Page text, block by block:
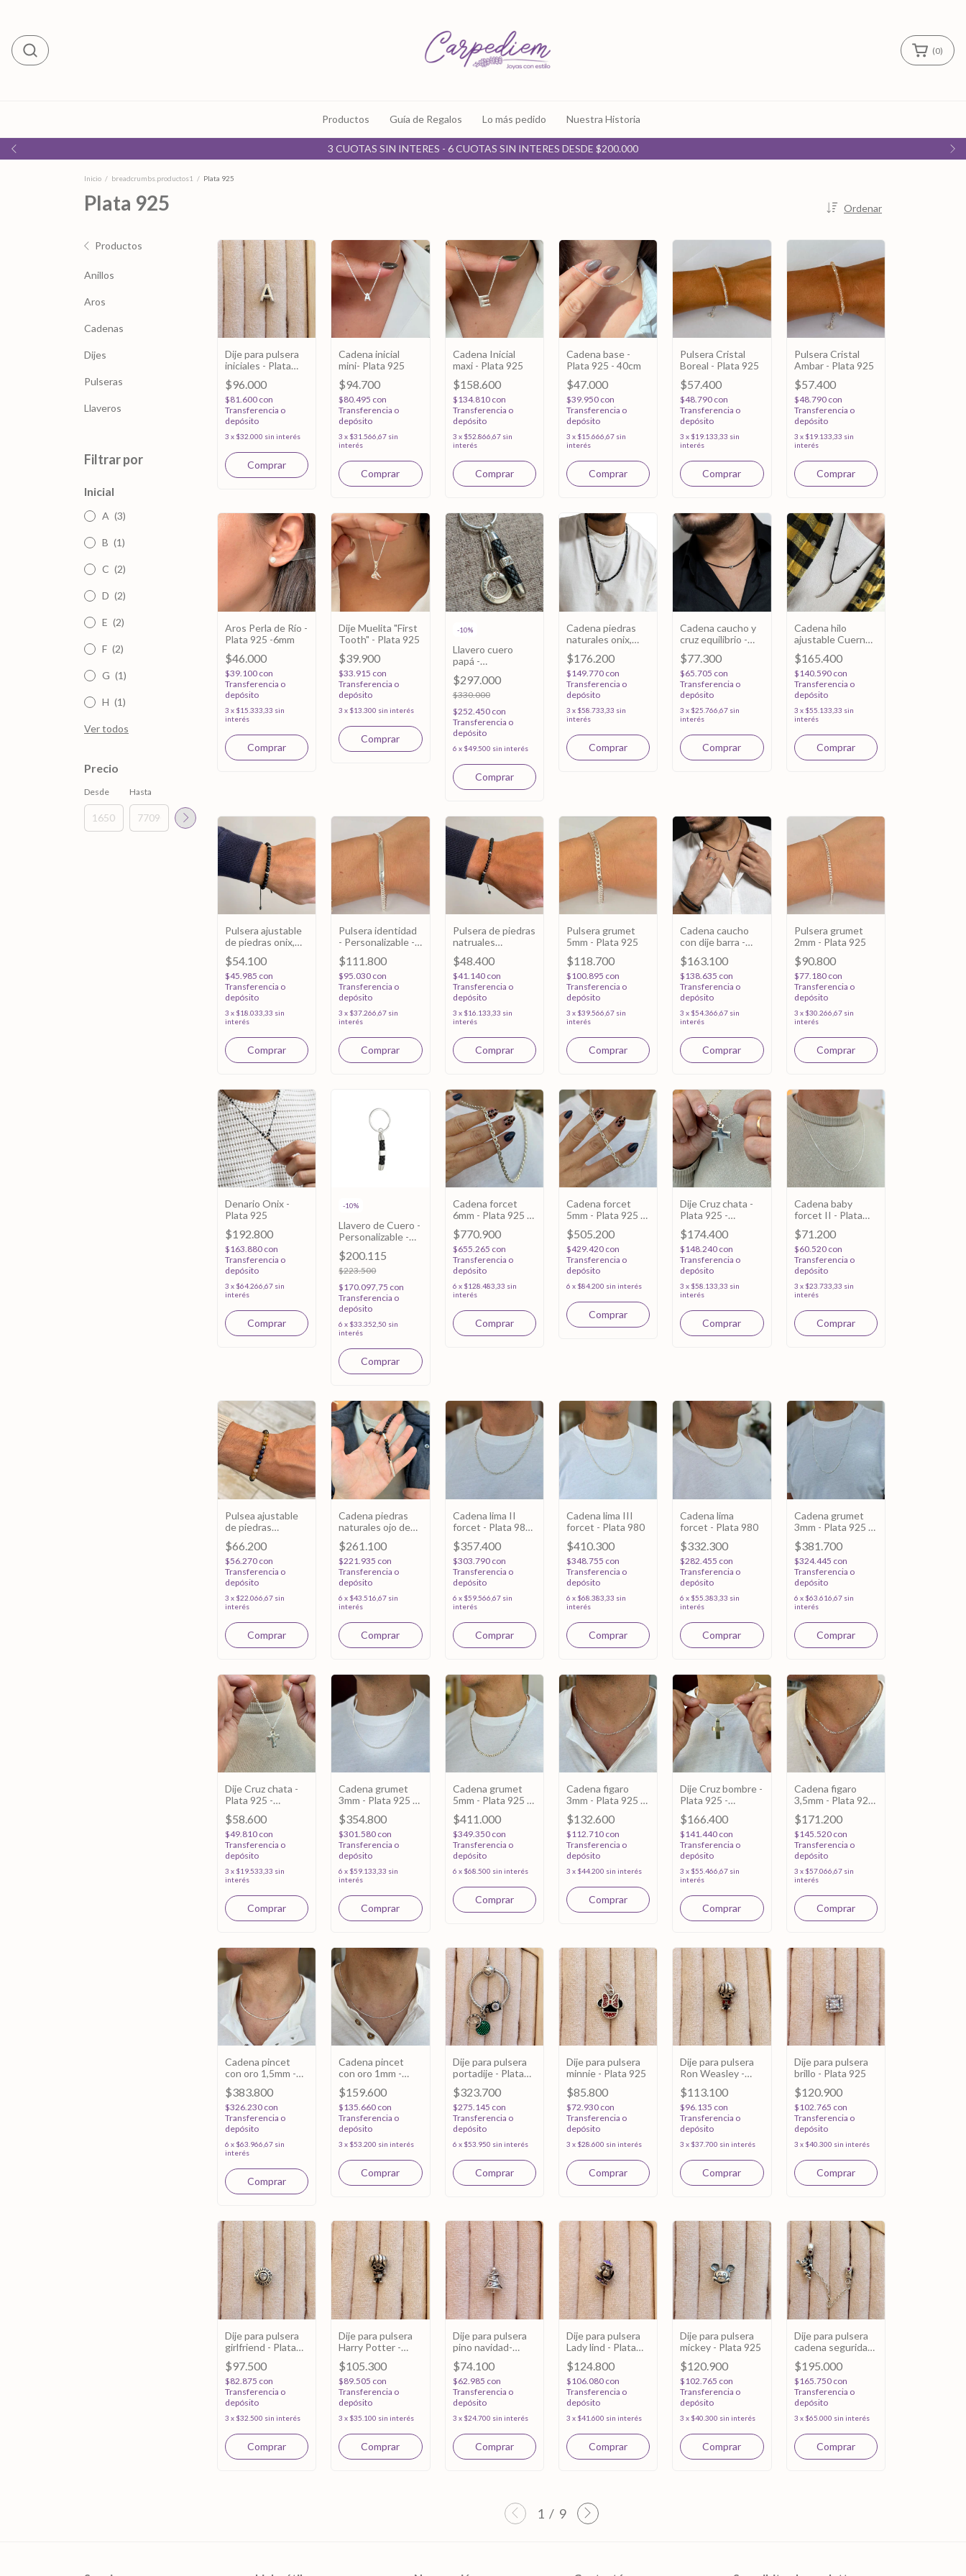
3 CUOTAS SIN INTERES - 6 CUOTAS SIN INTERES DESDE $200.000
(0)
Productos Guía de Regalos Lo más pedido Nuestra Historia
Inicio / breadcrumbs.productos1 / Plata 925
Plata 925 Ordenar
Productos
Anillos
Aros
Cadenas
Dijes
Pulseras
Llaveros
Filtrar por
Inicial
A (3)
B (1)
C (2)
D (2)
E (2)
F (2)
G (1)
H (1)
Ver todos
Precio
Desde Hasta
Dije para pulsera
iniciales - Plata
925
$96.000
$81.600 con
Transferencia o
depósito
3 x $32.000 sin interés
Comprar
Cadena inicial
mini- Plata 925
$94.700
$80.495 con
Transferencia o
depósito
3 x $31.566,67 sin
interés
Comprar
Cadena Inicial
maxi - Plata 925
$158.600
$134.810 con
Transferencia o
depósito
3 x $52.866,67 sin
interés
Comprar
Cadena base -
Plata 925 - 40cm
$47.000
$39.950 con
Transferencia o
depósito
3 x $15.666,67 sin
interés
Pulsera Cristal
Boreal - Plata 925
$57.400
$48.790 con
Transferencia o
depósito
3 x $19.133,33 sin
interés
Pulsera Cristal
Ambar - Plata 925
$57.400
$48.790 con
Transferencia o
depósito
3 x $19.133,33 sin
interés
Aros Perla de Río -
Plata 925 -6mm
$46.000
$39.100 con
Transferencia o
depósito
3 x $15.333,33 sin
interés
Dije Muelita "First
Tooth" - Plata 925
$39.900
$33.915 con
Transferencia o
depósito
3 x $13.300 sin interés
-10%
Llavero cuero
papá -
Personalizable -
Plata 925
$297.000
$330.000
$252.450 con
Transferencia o
depósito
6 x $49.500 sin interés
Cadena piedras
naturales onix,
lapizlazuli y cruz
equilibrio- Plata
925
$176.200
$149.770 con
Transferencia o
depósito
3 x $58.733,33 sin
interés
Cadena caucho y
cruz equilibrio -
Plata 925
$77.300
$65.705 con
Transferencia o
depósito
3 x $25.766,67 sin
interés
Cadena hilo
ajustable Cuerno -
Plata 925
$165.400
$140.590 con
Transferencia o
depósito
3 x $55.133,33 sin
interés
Pulsera ajustable
de piedras onix,
piedra volcánica -
Plata 925
$54.100
$45.985 con
Transferencia o
depósito
3 x $18.033,33 sin
interés
Pulsera identidad
- Personalizable -
Plata 925
$111.800
$95.030 con
Transferencia o
depósito
3 x $37.266,67 sin
interés
Pulsera de piedras
natruales
ajustable - Ojo de
buey
$48.400
$41.140 con
Transferencia o
depósito
3 x $16.133,33 sin
interés
Pulsera grumet
5mm - Plata 925
$118.700
$100.895 con
Transferencia o
depósito
3 x $39.566,67 sin
interés
Cadena caucho
con dije barra -
Personalizable -
Plata 925
$163.100
$138.635 con
Transferencia o
depósito
3 x $54.366,67 sin
interés
Pulsera grumet
2mm - Plata 925
$90.800
$77.180 con
Transferencia o
depósito
3 x $30.266,67 sin
interés
Denario Onix -
Plata 925
$192.800
$163.880 con
Transferencia o
depósito
3 x $64.266,67 sin
interés
-10%
Llavero de Cuero -
Personalizable -
Plata 925
$200.115
$223.500
$170.097,75 con
Transferencia o
depósito
6 x $33.352,50 sin
interés
Cadena forcet
6mm - Plata 925 -
70cm
$770.900
$655.265 con
Transferencia o
depósito
6 x $128.483,33 sin
interés
Cadena forcet
5mm - Plata 925 -
70cm
$505.200
$429.420 con
Transferencia o
depósito
6 x $84.200 sin interés
Dije Cruz chata -
Plata 925 -
40x30mm
$174.400
$148.240 con
Transferencia o
depósito
3 x $58.133,33 sin
interés
Cadena baby
forcet II - Plata
925 - 60cm
$71.200
$60.520 con
Transferencia o
depósito
3 x $23.733,33 sin
interés
Pulsea ajustable
de piedras
lapislázuli
$66.200
$56.270 con
Transferencia o
depósito
3 x $22.066,67 sin
interés
Cadena piedras
naturales ojo de
tigre - Plata 925
$261.100
$221.935 con
Transferencia o
depósito
6 x $43.516,67 sin
interés
Cadena lima II
forcet - Plata 980
- 60cm
$357.400
$303.790 con
Transferencia o
depósito
6 x $59.566,67 sin
interés
Cadena lima III
forcet - Plata 980
$410.300
$348.755 con
Transferencia o
depósito
6 x $68.383,33 sin
interés
Cadena lima
forcet - Plata 980
$332.300
$282.455 con
Transferencia o
depósito
6 x $55.383,33 sin
interés
Cadena grumet
3mm - Plata 925 -
70cm
$381.700
$324.445 con
Transferencia o
depósito
6 x $63.616,67 sin
interés
Dije Cruz chata -
Plata 925 -
23x18mm
$58.600
$49.810 con
Transferencia o
depósito
3 x $19.533,33 sin
interés
Cadena grumet
3mm - Plata 925 -
55cm
$354.800
$301.580 con
Transferencia o
depósito
6 x $59.133,33 sin
interés
Cadena grumet
5mm - Plata 925 -
60cm
$411.000
$349.350 con
Transferencia o
depósito
6 x $68.500 sin interés
Cadena figaro
3mm - Plata 925 -
45cm
$132.600
$112.710 con
Transferencia o
depósito
3 x $44.200 sin interés
Dije Cruz bombre -
Plata 925 -
35x25mm
$166.400
$141.440 con
Transferencia o
depósito
3 x $55.466,67 sin
interés
Cadena figaro
3,5mm - Plata 925
- 45cm
$171.200
$145.520 con
Transferencia o
depósito
3 x $57.066,67 sin
interés
Cadena pincet
con oro 1,5mm -
Plata 925 - 50cm
$383.800
$326.230 con
Transferencia o
depósito
6 x $63.966,67 sin
interés
Cadena pincet
con oro 1mm -
Plata 925 - 50cm
$159.600
$135.660 con
Transferencia o
depósito
3 x $53.200 sin interés
Dije para pulsera
portadije - Plata
925
$323.700
$275.145 con
Transferencia o
depósito
6 x $53.950 sin interés
Dije para pulsera
minnie - Plata 925
$85.800
$72.930 con
Transferencia o
depósito
3 x $28.600 sin interés
Dije para pulsera
Ron Weasley -
Plata 925
$113.100
$96.135 con
Transferencia o
depósito
3 x $37.700 sin interés
Dije para pulsera
brillo - Plata 925
$120.900
$102.765 con
Transferencia o
depósito
3 x $40.300 sin interés
Dije para pulsera
girlfriend - Plata
925
$97.500
$82.875 con
Transferencia o
depósito
3 x $32.500 sin interés
Dije para pulsera
Harry Potter -
Plata 925
$105.300
$89.505 con
Transferencia o
depósito
3 x $35.100 sin interés
Dije para pulsera
pino navidad-
Plata 925
$74.100
$62.985 con
Transferencia o
depósito
3 x $24.700 sin interés
Dije para pulsera
Lady lind - Plata
925
$124.800
$106.080 con
Transferencia o
depósito
3 x $41.600 sin interés
Dije para pulsera
mickey - Plata 925
$120.900
$102.765 con
Transferencia o
depósito
3 x $40.300 sin interés
Dije para pulsera
cadena seguridad
mickey - Plata 925
$195.000
$165.750 con
Transferencia o
depósito
3 x $65.000 sin interés
1 / 9